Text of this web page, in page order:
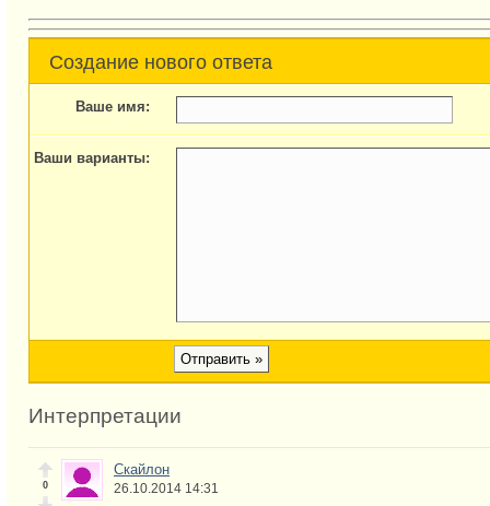
Создание нового ответа
Ваше имя:
Ваши варианты:
Интерпретации
0
Скайлон
26.10.2014 14:31